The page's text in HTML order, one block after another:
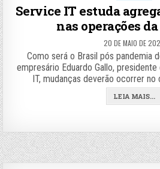
Service IT estuda
nas operações
20 DE MAIO DE
Como será o Brasil pós pandemia
empresário Eduardo Gallo,
IT, mudanças deverão ocorrer
LEIA MAIS...